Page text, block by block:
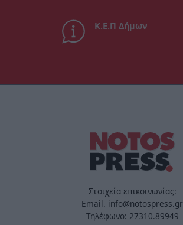
Κ.Ε.Π Δήμων
Στοιχεία επικοινωνίας:
Email. info@notospress.gr
Τηλέφωνο: 27310.89949